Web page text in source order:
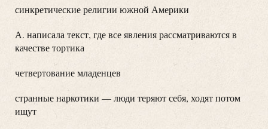
синкретические религии южной Америки
А. написала текст, где все явления рассматриваются в
качестве тортика
четвертование младенцев
странные наркотики — люди теряют себя, ходят потом
ищут